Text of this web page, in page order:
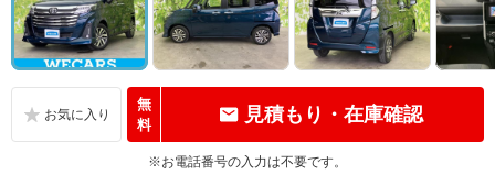
無
料
見積もり・在庫確認
※お電話番号の入力は不要です。